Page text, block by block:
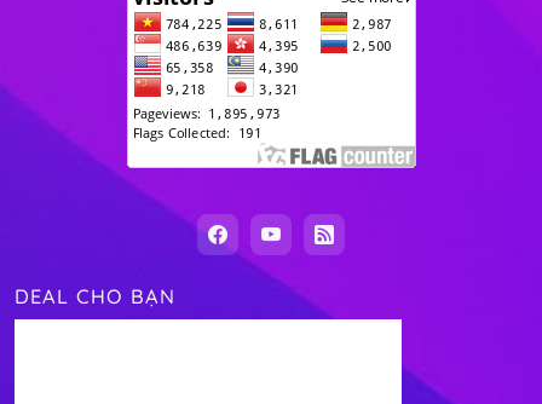
DEAL CHO BẠN